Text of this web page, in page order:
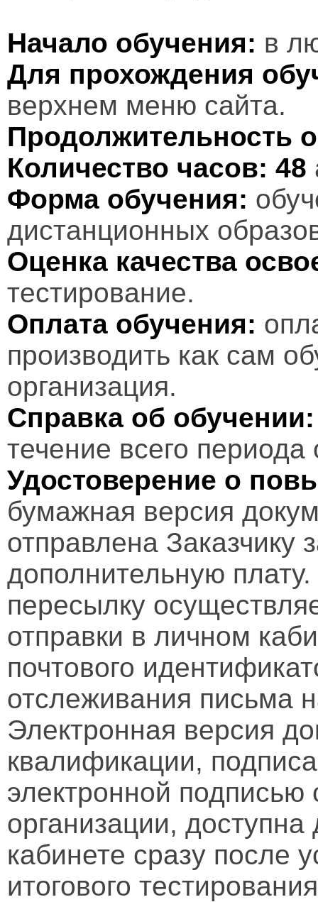
Начало обучения: в
Для прохождения
верхнем меню сайта.
Продолжительность
Количество часов: 48
Форма обучения:
дистанционных
Оценка качества
тестирование.
Оплата обучения:
производить как сам
организация.
Справка об обучении:
течение всего периода
Удостоверение о
бумажная версия
отправлена Заказчику
дополнительную
пересылку
отправки в личном
почтового
отслеживания письма
Электронная версия
квалификации,
электронной подписью
организации,
кабинете сразу после
итогового